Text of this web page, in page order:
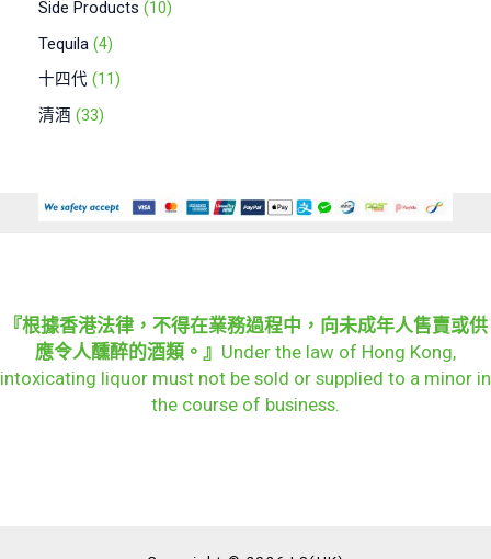
Side Products
10
Tequila 4
十四代
11
清酒 33
『根據香港法律，不得在業務過程中，向未成年人售賣或供
應令人醺醉的酒類。』 Under the law of Hong Kong,
intoxicating liquor must not be sold or supplied to a minor in
the course of business.